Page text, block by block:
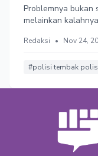
Problemnya bukan
melainkan
Redaksi • Nov 24,
#polisi tembak